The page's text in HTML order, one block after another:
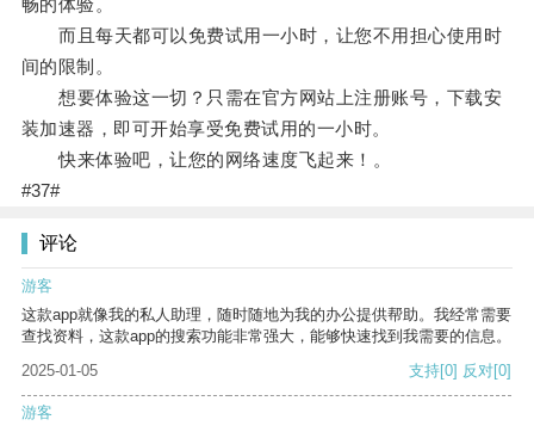
畅的体验。
而且每天都可以免费试用一小时，让您不用担心使用时
间的限制。
想要体验这一切？只需在官方网站上注册账号，下载安
装加速器，即可开始享受免费试用的一小时。
快来体验吧，让您的网络速度飞起来！。
#37#
评论
游客
这款app就像我的私人助理，随时随地为我的办公提供帮助。我经常需要
查找资料，这款app的搜索功能非常强大，能够快速找到我需要的信息。
2025-01-05
支持[0] 反对[0]
游客